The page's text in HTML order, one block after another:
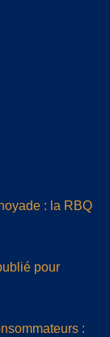
: la RBQ
pour
: